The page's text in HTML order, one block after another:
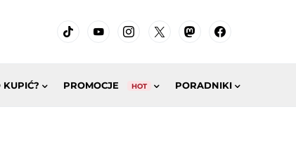
KUPIĆ? PROMOCJE HOT PORADNIKI